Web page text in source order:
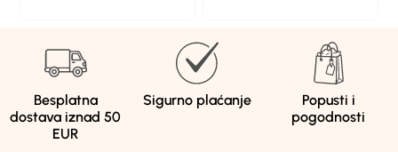
Besplatna
dostava iznad 50
EUR
Sigurno plaćanje
Popusti i
pogodnosti